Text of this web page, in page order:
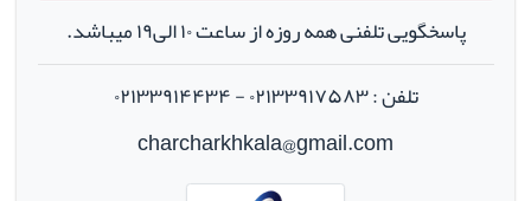
پاسخگویی تلفنی همه روزه از ساعت ۱۰ الی۱۹ میباشد.
تلفن : ۰۲۱۳۳۹۱۷۵۸۳ - ۰۲۱۳۳۹۱۴۴۳۴
charcharkhkala@gmail.com